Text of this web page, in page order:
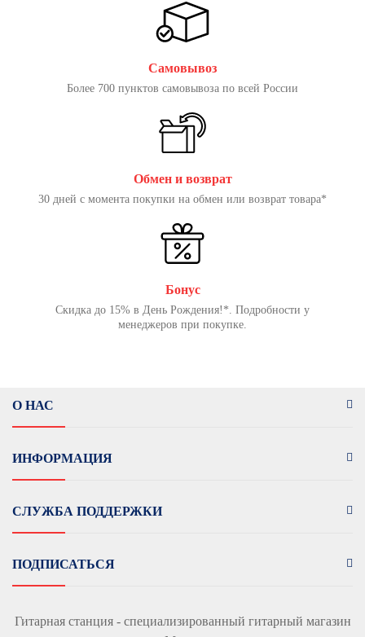
Самовывоз
Более 700 пунктов самовывоза по всей России
Обмен и возврат
30 дней с момента покупки на обмен или возврат товара*
Бонус
Скидка до 15% в День Рождения!*. Подробности у
менеджеров при покупке.
О НАС
ИНФОРМАЦИЯ
СЛУЖБА ПОДДЕРЖКИ
ПОДПИСАТЬСЯ
Гитарная станция - специализированный гитарный магазин